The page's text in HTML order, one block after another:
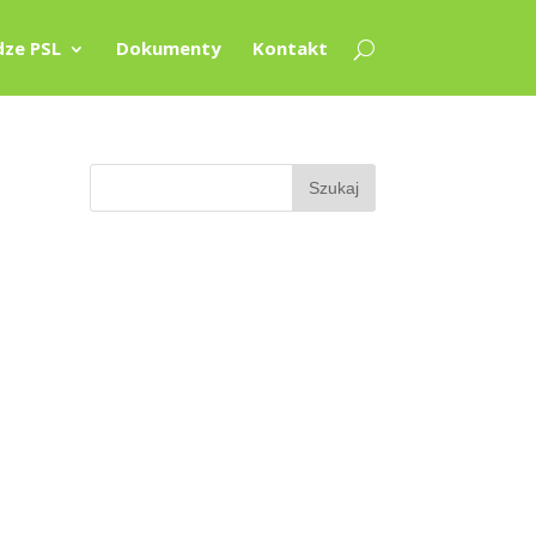
PSL Dokumenty Kontakt